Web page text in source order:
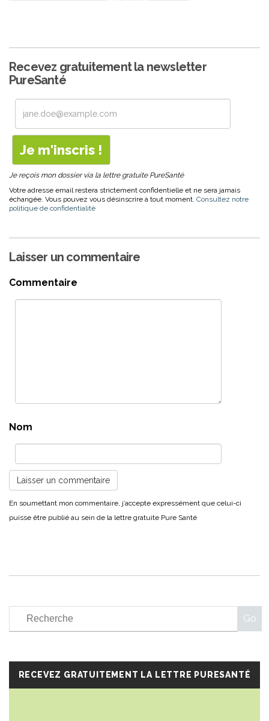
Recevez gratuitement la newsletter
PureSanté
Je reçois mon dossier via la lettre gratuite PureSanté
Votre adresse email restera strictement confidentielle et ne sera jamais
échangée. Vous pouvez vous désinscrire à tout moment. Consultez notre
politique de confidentialité
Laisser un commentaire
Commentaire
Nom
RECEVEZ GRATUITEMENT LA LETTRE PURESANTÉ